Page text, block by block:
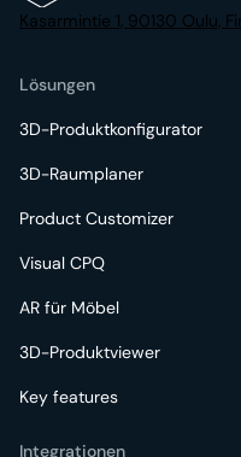
Kasarmintie 1, 90130 Oulu,
Lösungen
3D-Produktkonfigurator
3D-Raumplaner
Product Customizer
Visual CPQ
AR für Möbel
3D-Produktviewer
Key features
Integrationen